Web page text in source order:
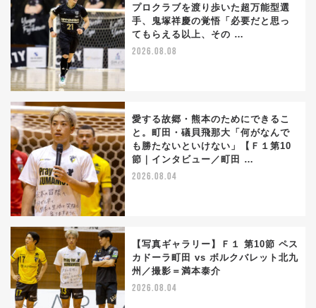
プロクラブを渡り歩いた超万能型選
手、鬼塚祥慶の覚悟「必要だと思っ
てもらえる以上、その …
2026.08.08
愛する故郷・熊本のためにできるこ
と。町田・礒貝飛那大「何がなんで
も勝たないといけない」【Ｆ１第10
節｜インタビュー／町田 …
2026.08.04
【写真ギャラリー】Ｆ１ 第10節 ペス
カドーラ町田 vs ボルクバレット北九
州／撮影＝満本泰介
2026.08.04